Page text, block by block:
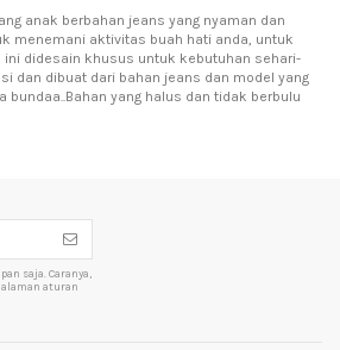
anak berbahan jeans yang nyaman dan
menemani aktivitas buah hati anda, untuk
ini didesain khusus untuk kebutuhan sehari-
dan dibuat dari bahan jeans dan model yang
bundaa..Bahan yang halus dan tidak berbulu
saja. Caranya,
aturan